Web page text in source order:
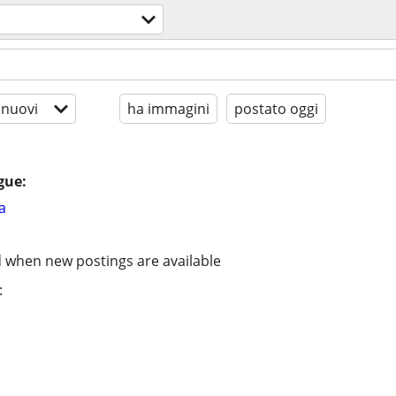
ha immagini postato oggi
new postings are available